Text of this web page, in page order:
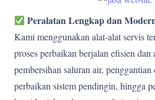
Peralatan Lengkap dan
Kami menggunakan alat-alat servis
proses perbaikan berjalan efisien
pembersihan saluran air, penggantian
perbaikan sistem pendingin, hingga